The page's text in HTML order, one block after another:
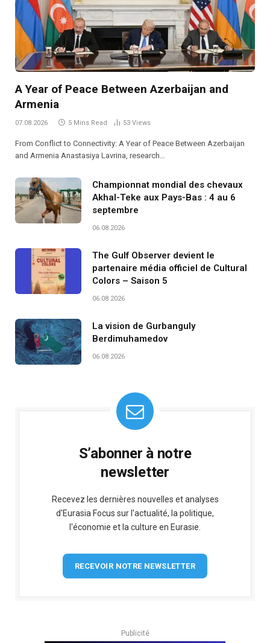
A Year of Peace Between Azerbaijan and
Armenia
07.08.2026 5 Mins Read 53 Views
From Conflict to Connectivity: A Year of Peace Between Azerbaijan
and Armenia Anastasiya Lavrina, research…
Championnat mondial des chevaux
Akhal-Teke aux Pays-Bas : 4 au 6
septembre
06.08.2026
The Gulf Observer devient le
partenaire média officiel de Cultural
Colors – Saison 5
06.08.2026
La vision de Gurbanguly
Berdimuhamedov
06.08.2026
S’abonner à notre
newsletter
Recevez les dernières nouvelles et analyses
d'Eurasia Focus sur l'actualité, la politique,
l'économie et la culture en Eurasie.
RECEVOIR NOTRE NEWSLETTER
Publicité